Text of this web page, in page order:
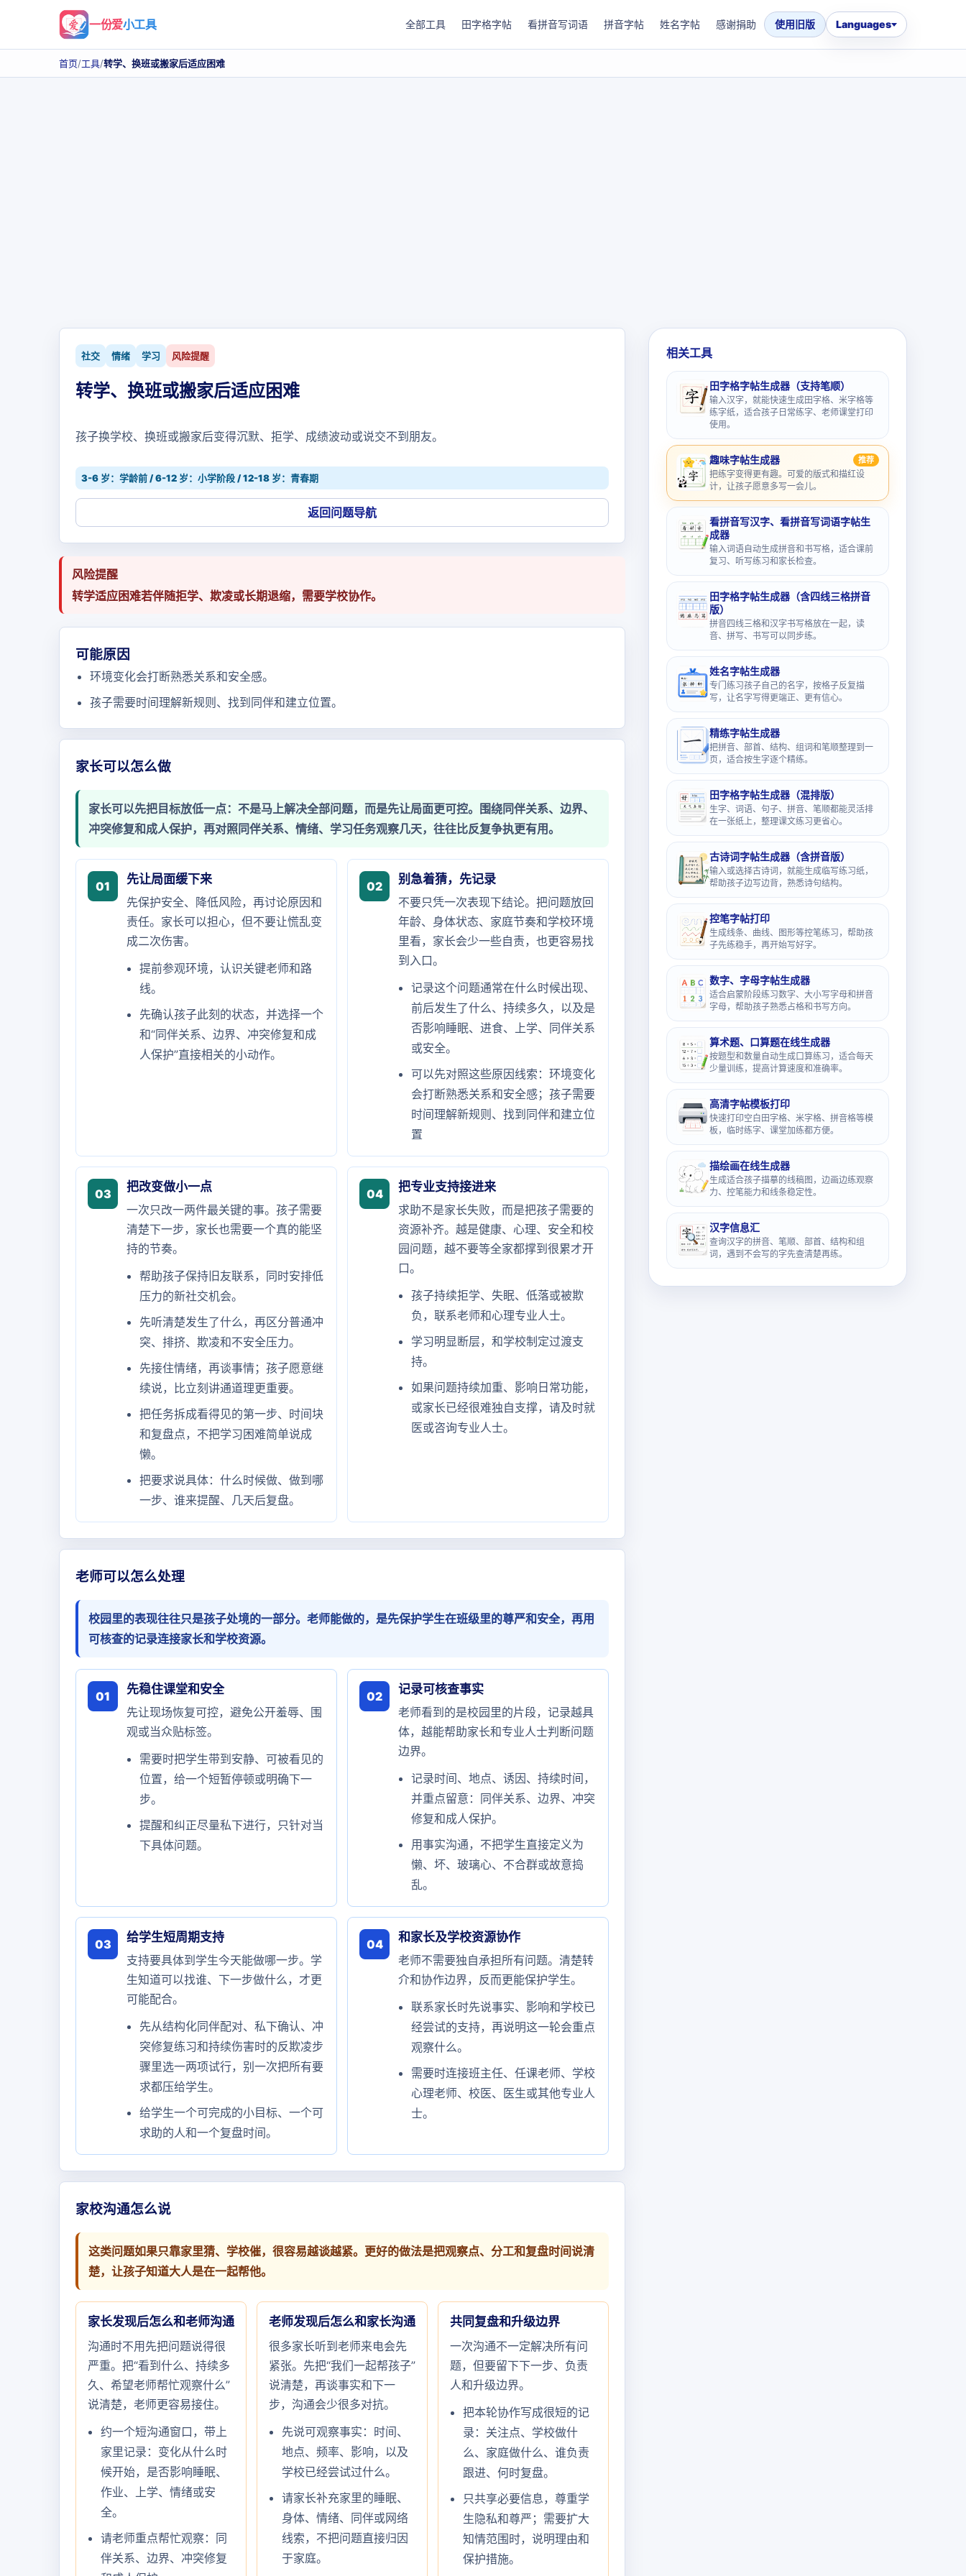
一份爱小工具 全部工具 田字格字帖 看拼音写词语 拼音字帖 姓名字帖 感谢捐助 使用旧版 Languages
首页/工具/转学、换班或搬家后适应困难
社交 情绪 学习 风险提醒
转学、换班或搬家后适应困难
孩子换学校、换班或搬家后变得沉默、拒学、成绩波动或说交不到朋友。
3-6 岁：学龄前 / 6-12 岁：小学阶段 / 12-18 岁：青春期
返回问题导航
风险提醒
转学适应困难若伴随拒学、欺凌或长期退缩，需要学校协作。
可能原因
环境变化会打断熟悉关系和安全感。
孩子需要时间理解新规则、找到同伴和建立位置。
家长可以怎么做
家长可以先把目标放低一点：不是马上解决全部问题，而是先让局面更可控。围绕同伴关系、边界、
冲突修复和成人保护，再对照同伴关系、情绪、学习任务观察几天，往往比反复争执更有用。
01
先让局面缓下来
先保护安全、降低风险，再讨论原因和
责任。家长可以担心，但不要让慌乱变
成二次伤害。
提前参观环境，认识关键老师和路
线。
先确认孩子此刻的状态，并选择一个
和“同伴关系、边界、冲突修复和成
人保护”直接相关的小动作。
02
别急着猜，先记录
不要只凭一次表现下结论。把问题放回
年龄、身体状态、家庭节奏和学校环境
里看，家长会少一些自责，也更容易找
到入口。
记录这个问题通常在什么时候出现、
前后发生了什么、持续多久，以及是
否影响睡眠、进食、上学、同伴关系
或安全。
可以先对照这些原因线索：环境变化
会打断熟悉关系和安全感；孩子需要
时间理解新规则、找到同伴和建立位
置
03
把改变做小一点
一次只改一两件最关键的事。孩子需要
清楚下一步，家长也需要一个真的能坚
持的节奏。
帮助孩子保持旧友联系，同时安排低
压力的新社交机会。
先听清楚发生了什么，再区分普通冲
突、排挤、欺凌和不安全压力。
先接住情绪，再谈事情；孩子愿意继
续说，比立刻讲通道理更重要。
把任务拆成看得见的第一步、时间块
和复盘点，不把学习困难简单说成
懒。
把要求说具体：什么时候做、做到哪
一步、谁来提醒、几天后复盘。
04
把专业支持接进来
求助不是家长失败，而是把孩子需要的
资源补齐。越是健康、心理、安全和校
园问题，越不要等全家都撑到很累才开
口。
孩子持续拒学、失眠、低落或被欺
负，联系老师和心理专业人士。
学习明显断层，和学校制定过渡支
持。
如果问题持续加重、影响日常功能，
或家长已经很难独自支撑，请及时就
医或咨询专业人士。
老师可以怎么处理
校园里的表现往往只是孩子处境的一部分。老师能做的，是先保护学生在班级里的尊严和安全，再用
可核查的记录连接家长和学校资源。
01
先稳住课堂和安全
先让现场恢复可控，避免公开羞辱、围
观或当众贴标签。
需要时把学生带到安静、可被看见的
位置，给一个短暂停顿或明确下一
步。
提醒和纠正尽量私下进行，只针对当
下具体问题。
02
记录可核查事实
老师看到的是校园里的片段，记录越具
体，越能帮助家长和专业人士判断问题
边界。
记录时间、地点、诱因、持续时间，
并重点留意：同伴关系、边界、冲突
修复和成人保护。
用事实沟通，不把学生直接定义为
懒、坏、玻璃心、不合群或故意捣
乱。
03
给学生短周期支持
支持要具体到学生今天能做哪一步。学
生知道可以找谁、下一步做什么，才更
可能配合。
先从结构化同伴配对、私下确认、冲
突修复练习和持续伤害时的反欺凌步
骤里选一两项试行，别一次把所有要
求都压给学生。
给学生一个可完成的小目标、一个可
求助的人和一个复盘时间。
04
和家长及学校资源协作
老师不需要独自承担所有问题。清楚转
介和协作边界，反而更能保护学生。
联系家长时先说事实、影响和学校已
经尝试的支持，再说明这一轮会重点
观察什么。
需要时连接班主任、任课老师、学校
心理老师、校医、医生或其他专业人
士。
家校沟通怎么说
这类问题如果只靠家里猜、学校催，很容易越谈越紧。更好的做法是把观察点、分工和复盘时间说清
楚，让孩子知道大人是在一起帮他。
家长发现后怎么和老师沟通
沟通时不用先把问题说得很
严重。把“看到什么、持续多
久、希望老师帮忙观察什么”
说清楚，老师更容易接住。
约一个短沟通窗口，带上
家里记录：变化从什么时
候开始，是否影响睡眠、
作业、上学、情绪或安
全。
请老师重点帮忙观察：同
伴关系、边界、冲突修复
老师发现后怎么和家长沟通
很多家长听到老师来电会先
紧张。先把“我们一起帮孩子”
说清楚，再谈事实和下一
步，沟通会少很多对抗。
先说可观察事实：时间、
地点、频率、影响，以及
学校已经尝试过什么。
请家长补充家里的睡眠、
身体、情绪、同伴或网络
线索，不把问题直接归因
于家庭。
共同复盘和升级边界
一次沟通不一定解决所有问
题，但要留下下一步、负责
人和升级边界。
把本轮协作写成很短的记
录：关注点、学校做什
么、家庭做什么、谁负责
跟进、何时复盘。
只共享必要信息，尊重学
生隐私和尊严；需要扩大
知情范围时，说明理由和
保护措施。
相关工具
田字格字帖生成器（支持笔顺）
输入汉字，就能快速生成田字格、米字格等
练字纸，适合孩子日常练字、老师课堂打印
使用。
趣味字帖生成器 推荐
把练字变得更有趣。可爱的版式和描红设
计，让孩子愿意多写一会儿。
看拼音写汉字、看拼音写词语字帖生
成器
输入词语自动生成拼音和书写格，适合课前
复习、听写练习和家长检查。
田字格字帖生成器（含四线三格拼音
版）
拼音四线三格和汉字书写格放在一起，读
音、拼写、书写可以同步练。
姓名字帖生成器
专门练习孩子自己的名字，按格子反复描
写，让名字写得更端正、更有信心。
精练字帖生成器
把拼音、部首、结构、组词和笔顺整理到一
页，适合按生字逐个精练。
田字格字帖生成器（混排版）
生字、词语、句子、拼音、笔顺都能灵活排
在一张纸上，整理课文练习更省心。
古诗词字帖生成器（含拼音版）
输入或选择古诗词，就能生成临写练习纸，
帮助孩子边写边背，熟悉诗句结构。
控笔字帖打印
生成线条、曲线、图形等控笔练习，帮助孩
子先练稳手，再开始写好字。
数字、字母字帖生成器
适合启蒙阶段练习数字、大小写字母和拼音
字母，帮助孩子熟悉占格和书写方向。
算术题、口算题在线生成器
按题型和数量自动生成口算练习，适合每天
少量训练，提高计算速度和准确率。
高清字帖模板打印
快速打印空白田字格、米字格、拼音格等模
板，临时练字、课堂加练都方便。
描绘画在线生成器
生成适合孩子描摹的线稿图，边画边练观察
力、控笔能力和线条稳定性。
汉字信息汇
查询汉字的拼音、笔顺、部首、结构和组
词，遇到不会写的字先查清楚再练。